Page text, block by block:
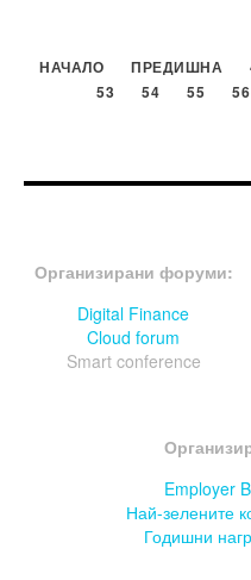
НАЧАЛО ПРЕДИШНА
53
54 55 56
Организирани форуми:
Digital Finance
Cloud forum
Smart conference
Employer
Най-зелените
Годишни